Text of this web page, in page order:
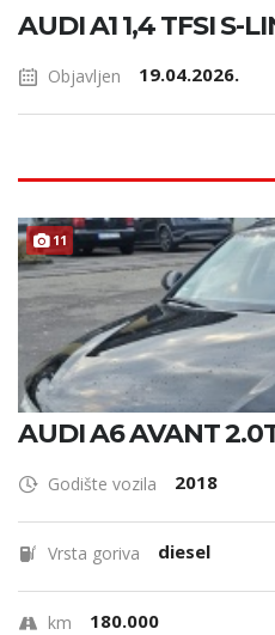
AUDI A1 1,4 TFSI S-
Objavljen 19.04.2026.
11
AUDI A6 AVANT
Godište vozila 2018
Vrsta goriva diesel
km 180.000